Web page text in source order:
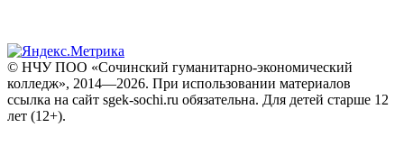
© НЧУ ПОО «Сочинский гуманитарно-экономический
колледж», 2014—2026. При использовании материалов
ссылка на сайт sgek-sochi.ru обязательна. Для детей старше 12
лет (12+).